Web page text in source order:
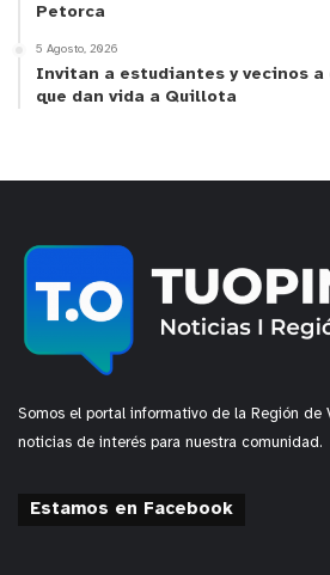
Petorca
5 Agosto, 2026
Invitan a estudiantes y vecinos
que dan vida a Quillota
Somos el portal informativo de la Región de
noticias de interés para nuestra comunidad.
Estamos en Facebook